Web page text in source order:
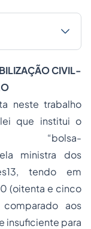
CIVIL-
neste trabalho
que institui o
“bolsa-
ministra dos
tendo em
(oitenta e cinco
aos
insuficiente para